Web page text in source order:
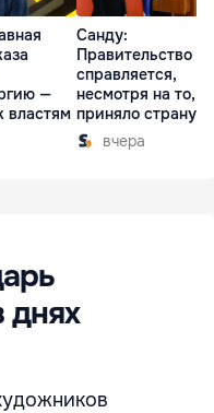
—
властям
Санду:
Правительство
справляется,
несмотря на то,
приняло страну в
разгар кризиса
вчера
днях